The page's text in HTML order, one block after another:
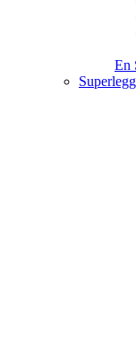
En